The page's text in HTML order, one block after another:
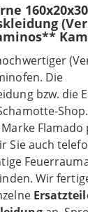
Die
bzw. die
Sie auch
Wir